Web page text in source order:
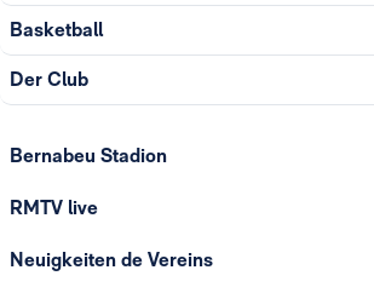
Basketball
Der Club
Bernabeu Stadion
RMTV live
Neuigkeiten de Vereins